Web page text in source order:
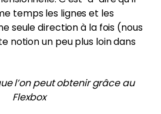
temps les lignes et les
seule direction à la fois (nous
notion un peu plus loin dans
l’on peut obtenir grâce au
Flexbox